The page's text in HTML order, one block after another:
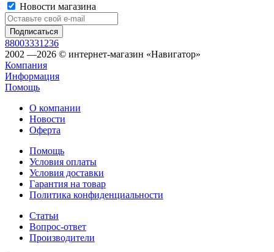
Новости магазина
88003331236
2002 —2026 © интернет-магазин «Навигатор»
Компания
Информация
Помощь
О компании
Новости
Оферта
Помощь
Условия оплаты
Условия доставки
Гарантия на товар
Политика конфиденциальности
Статьи
Вопрос-ответ
Производители